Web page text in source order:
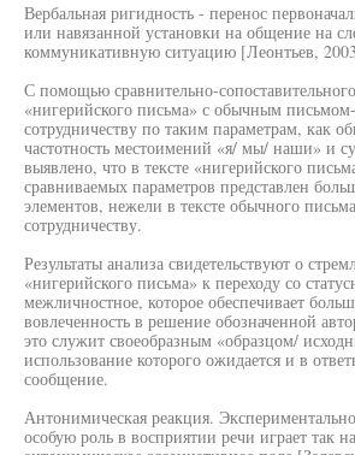
Вербальная ригидность - перенос
или навязанной установки на общение на
коммуникативную ситуацию [Леонтьев,
С помощью сравнительно-
«нигерийского письма» с обычным
сотрудничеству по таким параметрам, как
частотность местоимений «я/ мы/ наши» и
выявлено, что в тексте «нигерийского
сравниваемых параметров представлен
элементов, нежели в тексте обычного
сотрудничеству.
Результаты анализа свидетельствуют о
«нигерийского письма» к переходу со
межличностное, которое обеспечивает
вовлеченность в решение обозначенной
это служит своеобразным «образцом/
использование которого ожидается и в
сообщение.
Антонимическая реакция.
особую роль в восприятии речи играет так